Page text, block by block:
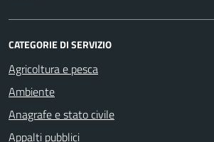
CATEGORIE DI SERVIZIO
Agricoltura e pesca
Ambiente
Anagrafe e stato civile
Appalti pubblici